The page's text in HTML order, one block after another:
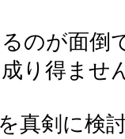
のが面倒
り得ませ
真剣に検